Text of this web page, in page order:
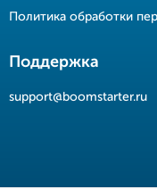
Политика обработки
Поддержка
support@boomstarter.ru